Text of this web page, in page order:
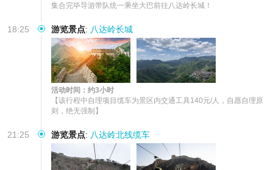
集合完毕导游带队统一乘坐大巴前往八达岭长城！
18:25 游览景点: 八达岭长城
活动时间：约3小时
【该行程中自理项目缆车为景区内交通工具140元/人，自愿自理原
则，绝无强制】
21:25 游览景点: 八达岭北线缆车